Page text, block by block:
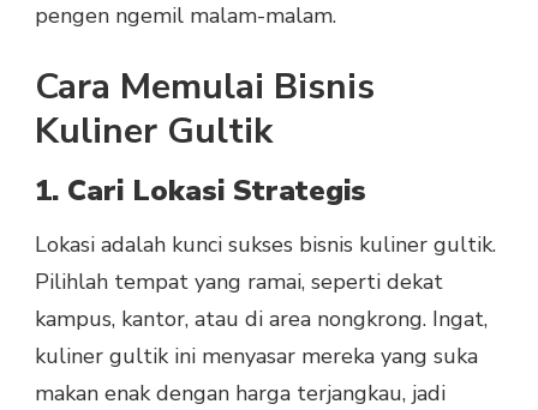
pengen ngemil malam-malam.
Cara Memulai Bisnis
Kuliner Gultik
1. Cari Lokasi Strategis
Lokasi adalah kunci sukses bisnis kuliner gultik.
Pilihlah tempat yang ramai, seperti dekat
kampus, kantor, atau di area nongkrong. Ingat,
kuliner gultik ini menyasar mereka yang suka
makan enak dengan harga terjangkau, jadi